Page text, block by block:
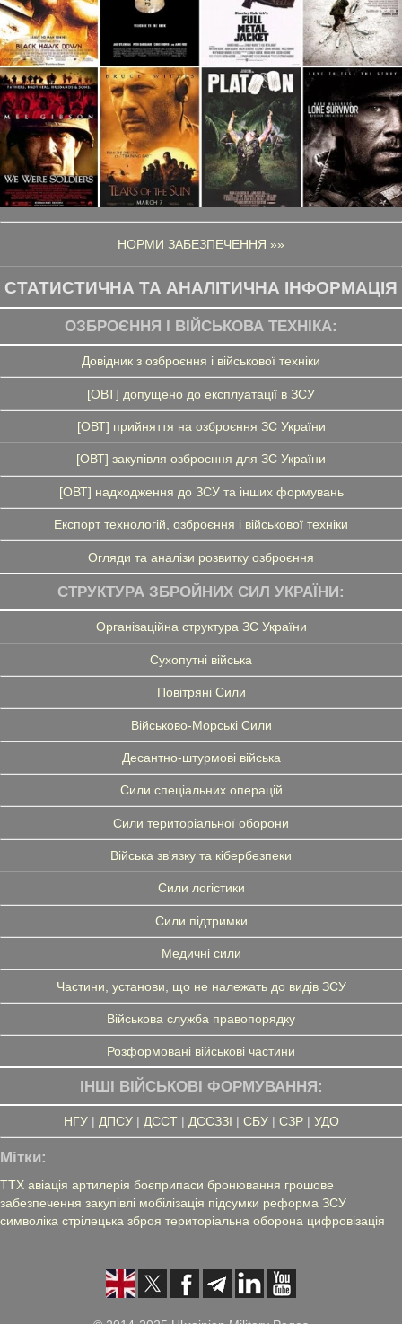
НОРМИ ЗАБЕЗПЕЧЕННЯ »»
СТАТИСТИЧНА ТА АНАЛІТИЧНА ІНФОРМАЦІЯ
ОЗБРОЄННЯ І ВІЙСЬКОВА ТЕХНІКА:
Довідник з озброєння і військової техніки
[ОВТ] допущено до експлуатації в ЗСУ
[ОВТ] прийняття на озброєння ЗС України
[ОВТ] закупівля озброєння для ЗС України
[ОВТ] надходження до ЗСУ та інших формувань
Експорт технологій, озброєння і військової техніки
Огляди та аналізи розвитку озброєння
СТРУКТУРА ЗБРОЙНИХ СИЛ УКРАЇНИ:
Організаційна структура ЗС України
Сухопутні війська
Повітряні Сили
Військово-Морські Сили
Десантно-штурмові війська
Сили спеціальних операцій
Сили територіальної оборони
Війська зв'язку та кібербезпеки
Сили логістики
Сили підтримки
Медичні сили
Частини, установи, що не належать до видів ЗСУ
Військова служба правопорядку
Розформовані військові частини
ІНШІ ВІЙСЬКОВІ ФОРМУВАННЯ:
НГУ| ДПСУ| ДССТ| ДССЗЗІ | СБУ| СЗР| УДО
Мітки:
ТТХ авіація артилерія боєприпаси бронювання грошове
забезпечення закупівлі мобілізація підсумки реформа ЗСУ
символіка стрілецька зброя територіальна оборона цифровізація